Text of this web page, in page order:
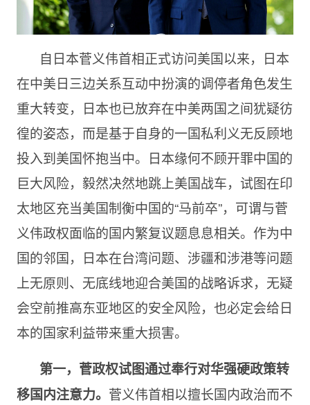
自日本菅义伟首相正式访问美国以来，日本
在中美日三边关系互动中扮演的调停者角色发生
重大转变，日本也已放弃在中美两国之间犹疑彷
徨的姿态，而是基于自身的一国私利义无反顾地
投入到美国怀抱当中。日本缘何不顾开罪中国的
巨大风险，毅然决然地跳上美国战车，试图在印
太地区充当美国制衡中国的“马前卒”，可谓与菅
义伟政权面临的国内繁复议题息息相关。作为中
国的邻国，日本在台湾问题、涉疆和涉港等问题
上无原则、无底线地迎合美国的战略诉求，无疑
会空前推高东亚地区的安全风险，也必定会给日
本的国家利益带来重大损害。
第一，菅政权试图通过奉行对华强硬政策转
移国内注意力。 菅义伟首相以擅长国内政治而不